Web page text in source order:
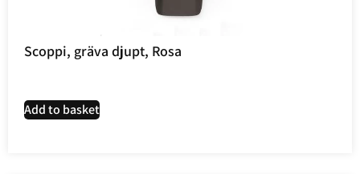
Scoppi, gräva djupt, Rosa
Add to basket